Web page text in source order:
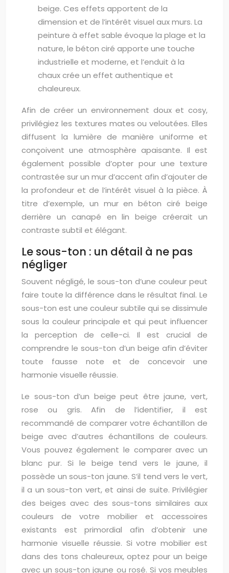
beige. Ces effets apportent de la
dimension et de l’intérêt visuel aux murs. La
peinture à effet sable évoque la plage et la
nature, le béton ciré apporte une touche
industrielle et moderne, et l’enduit à la
chaux crée un effet authentique et
chaleureux.
Afin de créer un environnement doux et cosy,
privilégiez les textures mates ou veloutées. Elles
diffusent la lumière de manière uniforme et
conçoivent une atmosphère apaisante. Il est
également possible d’opter pour une texture
contrastée sur un mur d’accent afin d’ajouter de
la profondeur et de l’intérêt visuel à la pièce. À
titre d’exemple, un mur en béton ciré beige
derrière un canapé en lin beige créerait un
contraste subtil et élégant.
Le sous-ton : un détail à ne pas
négliger
Souvent négligé, le sous-ton d’une couleur peut
faire toute la différence dans le résultat final. Le
sous-ton est une couleur subtile qui se dissimule
sous la couleur principale et qui peut influencer
la perception de celle-ci. Il est crucial de
comprendre le sous-ton d’un beige afin d’éviter
toute fausse note et de concevoir une
harmonie visuelle réussie.
Le sous-ton d’un beige peut être jaune, vert,
rose ou gris. Afin de l’identifier, il est
recommandé de comparer votre échantillon de
beige avec d’autres échantillons de couleurs.
Vous pouvez également le comparer avec un
blanc pur. Si le beige tend vers le jaune, il
possède un sous-ton jaune. S’il tend vers le vert,
il a un sous-ton vert, et ainsi de suite. Privilégier
des beiges avec des sous-tons similaires aux
couleurs de votre mobilier et accessoires
existants est primordial afin d’obtenir une
harmonie visuelle réussie. Si votre mobilier est
dans des tons chaleureux, optez pour un beige
avec un sous-ton jaune ou rosé. Si vos meubles